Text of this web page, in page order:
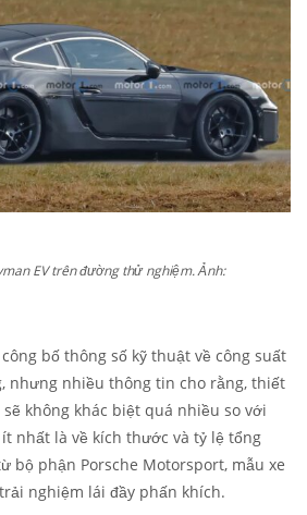
EV trên đường thử nghiệm. Ảnh:
bố thông số kỹ thuật về công suất
nhưng nhiều thông tin cho rằng, thiết
sẽ không khác biệt quá nhiều so với
nhất là về kích thước và tỷ lệ tổng
bộ phận Porsche Motorsport, mẫu xe
nghiệm lái đầy phấn khích.